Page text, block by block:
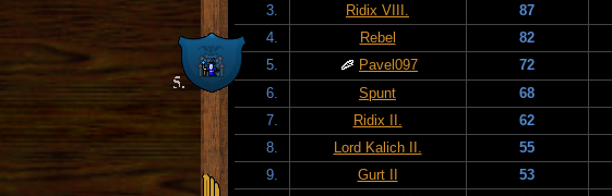
3.
Ridix VIII. 87
4.
Rebel 82
5.
Pavel097 72
6.
Spunt 68
7.
Ridix II. 62
8.
Lord Kalich II. 55
9.
Gurt II 53